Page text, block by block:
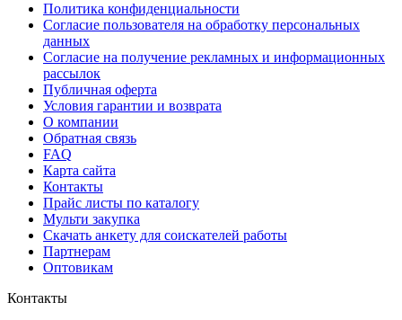
Политика конфиденциальности
Согласие пользователя на обработку персональных
данных
Согласие на получение рекламных и информационных
рассылок
Публичная оферта
Условия гарантии и возврата
О компании
Обратная связь
FAQ
Карта сайта
Контакты
Прайс листы по каталогу
Мульти закупка
Скачать анкету для соискателей работы
Партнерам
Оптовикам
Контакты